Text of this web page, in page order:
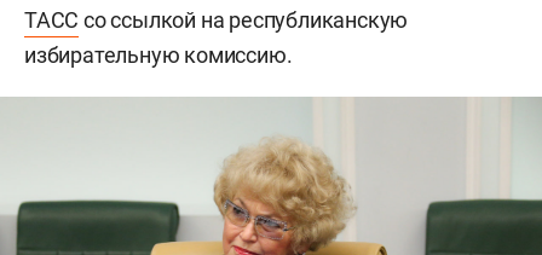
ТАСС со ссылкой на республиканскую
избирательную комиссию.